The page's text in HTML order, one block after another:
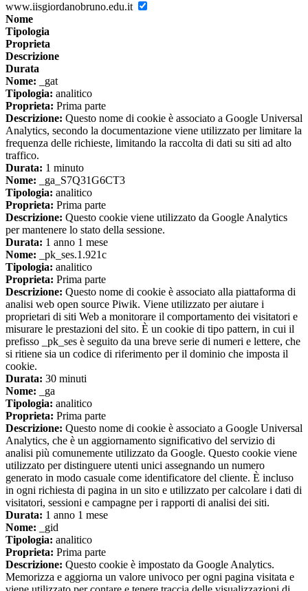
www.iisgiordanobruno.edu.it
Nome
Tipologia
Proprieta
Descrizione
Durata
Nome: _gat
Tipologia: analitico
Proprieta: Prima parte
Descrizione: Questo nome di cookie è associato a Google Universal
Analytics, secondo la documentazione viene utilizzato per limitare la
frequenza delle richieste, limitando la raccolta di dati su siti ad alto
traffico.
Durata: 1 minuto
Nome: _ga_S7Q31G6CT3
Tipologia: analitico
Proprieta: Prima parte
Descrizione: Questo cookie viene utilizzato da Google Analytics
per mantenere lo stato della sessione.
Durata: 1 anno 1 mese
Nome: _pk_ses.1.921c
Tipologia: analitico
Proprieta: Prima parte
Descrizione: Questo nome di cookie è associato alla piattaforma di
analisi web open source Piwik. Viene utilizzato per aiutare i
proprietari di siti Web a monitorare il comportamento dei visitatori e
misurare le prestazioni del sito. È un cookie di tipo pattern, in cui il
prefisso _pk_ses è seguito da una breve serie di numeri e lettere, che
si ritiene sia un codice di riferimento per il dominio che imposta il
cookie.
Durata: 30 minuti
Nome: _ga
Tipologia: analitico
Proprieta: Prima parte
Descrizione: Questo nome di cookie è associato a Google Universal
Analytics, che è un aggiornamento significativo del servizio di
analisi più comunemente utilizzato da Google. Questo cookie viene
utilizzato per distinguere utenti unici assegnando un numero
generato in modo casuale come identificatore del cliente. È incluso
in ogni richiesta di pagina in un sito e utilizzato per calcolare i dati di
visitatori, sessioni e campagne per i rapporti di analisi dei siti.
Durata: 1 anno 1 mese
Nome: _gid
Tipologia: analitico
Proprieta: Prima parte
Descrizione: Questo cookie è impostato da Google Analytics.
Memorizza e aggiorna un valore univoco per ogni pagina visitata e